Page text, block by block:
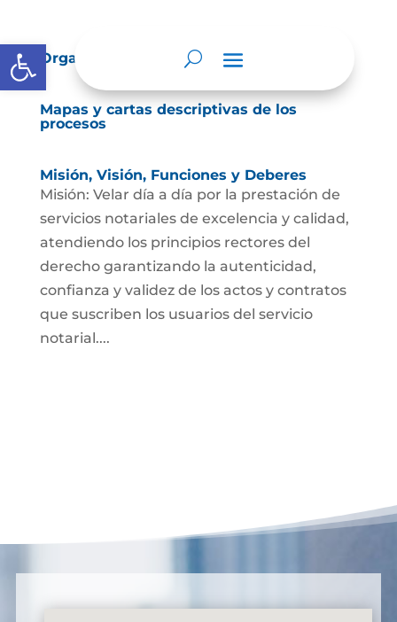
Abrir barra de herramientas
Organigrama
Mapas y cartas descriptivas de los
procesos
Misión, Visión, Funciones y Deberes
Misión: Velar día a día por la prestación de
servicios notariales de excelencia y calidad,
atendiendo los principios rectores del
derecho garantizando la autenticidad,
confianza y validez de los actos y contratos
que suscriben los usuarios del servicio
notarial....